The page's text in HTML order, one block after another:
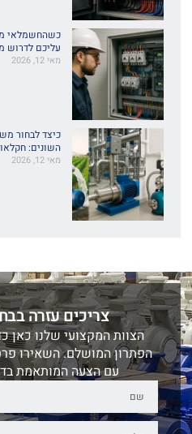
כשהחשמלאי
עליכם לדרוש
מאי 12, 2026
כיצד לבחור
השונים:
מאי 12, 2026
צריכים עזרה
הצוות המקצועי שלנו כאן
הפתרון המושלם. השאירו
עם הצעה המותאמת